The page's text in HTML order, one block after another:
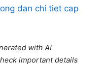
dan chi tiet cap
with AI
important details